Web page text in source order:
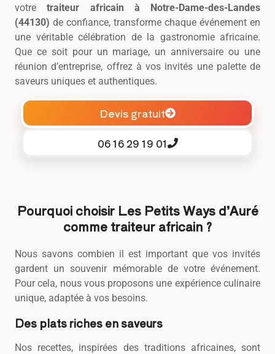
votretraiteur africain à Notre-Dame-des-Landes
(44130) de confiance, transforme chaque événement en
une véritable célébration de la gastronomie africaine.
Que ce soit pour un mariage, un anniversaire ou une
réunion d’entreprise, offrez à vos invités une palette de
saveurs uniques et authentiques.
Devis gratuit
06 16 29 19 01
Pourquoi choisir Les Petits Ways d’Auré
comme traiteur africain ?
Nous savons combien il est important que vos invités
gardent un souvenir mémorable de votre événement.
Pour cela, nous vous proposons une expérience culinaire
unique, adaptée à vos besoins.
Des plats riches en saveurs
Nos recettes, inspirées des traditions africaines, sont